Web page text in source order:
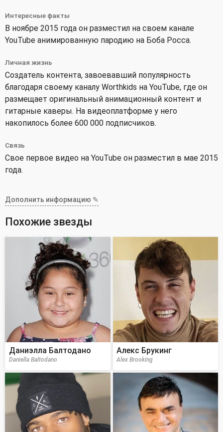
Интересные факты
В ноябре 2015 года он разместил на своем канале
YouTube анимированную пародию на Боба Росса.
Личная жизнь
Создатель контента, завоевавший популярность
благодаря своему каналу Worthkids на YouTube, где он
размещает оригинальный анимационный контент и
гитарные каверы. На видеоплатформе у него
накопилось более 600 000 подписчиков.
Связь
Свое первое видео на YouTube он разместил в мае 2015
года.
Дополнить информацию ✎
Похожие звезды
Даниэлла Балтодано
Daniella Baltodano
Алекс Брукинг
Alex Brooking